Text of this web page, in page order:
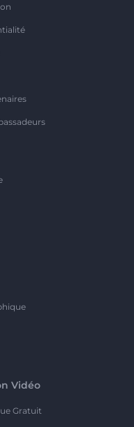
Vidéo
Gratuit